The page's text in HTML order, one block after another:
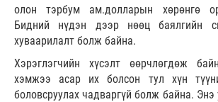
олон тэрбум ам.долларын хөрөнгө
Бидний нүдэн дээр нөөц баялгийн
хуваарилалт болж байна.
Хэрэглэгчийн хүсэлт өөрчлөгдөж
хэмжээ асар их болсон тул хүн
боловсруулах чадваргүй болж байна. Энэ